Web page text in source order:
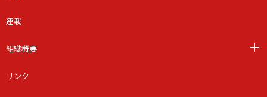
連載
組織概要
リンク